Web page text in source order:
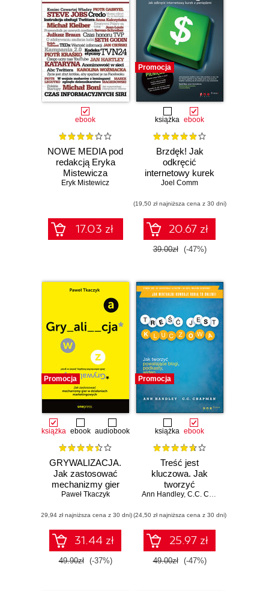
ebook
NOWE MEDIA pod
redakcją Eryka
Mistewicza
Kwartalnik 2/2012
Eryk Mistewicz
17.03 zł
Promocja
książka ebook
Brzdęk! Jak
odkręcić
internetowy kurek
z pieniędzmi
Joel Comm
(19,50 zł najniższa cena z 30 dni)
20.67 zł
39.00zł (-47%)
Promocja
książka ebook audiobook
GRYWALIZACJA.
Jak zastosować
mechanizmy gier
w działaniach
Paweł Tkaczyk
(29,94 zł najniższa cena z 30 dni)
31.44 zł
49.90zł (-37%)
Promocja
książka ebook
Treść jest
kluczowa. Jak
tworzyć
powalające blogi,
booki, webinaria (i
inne)
Ann Handley, C.C. Chapman
(24,50 zł najniższa cena z 30 dni)
25.97 zł
49.00zł (-47%)